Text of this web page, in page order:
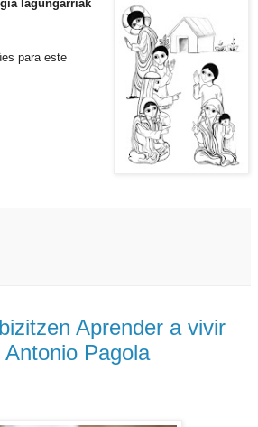
lagungarriak
para este
Aprender a vivir
Pagola